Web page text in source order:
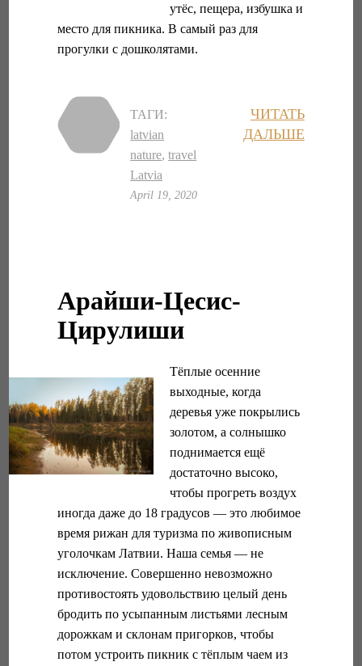
утёс, пещера, избушка и
место для пикника. В самый раз для
прогулки с дошколятами.
ЧИТАТЬ
ДАЛЬШЕ
ТАГИ:
latvian
nature,travel
Latvia
April 19, 2020
Арайши-Цесис-
Цирулиши
Тёплые осенние
выходные, когда
деревья уже покрылись
золотом, а солнышко
поднимается ещё
достаточно высоко,
чтобы прогреть воздух
иногда даже до 18 градусов — это любимое
время рижан для туризма по живописным
уголочкам Латвии. Наша семья — не
исключение. Совершенно невозможно
противостоять удовольствию целый день
бродить по усыпанным листьями лесным
дорожкам и склонам пригорков, чтобы
потом устроить пикник с тёплым чаем из